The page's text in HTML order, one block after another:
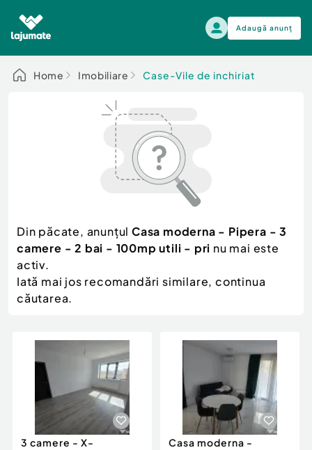
Adaugă anunț
Alege categoria
Auto, moto si ambarcatiuni
Electronice si electrocasnice
Mama si copilul
Moda si frumusete
Sport, timp liber, arta
Agro si Industrie
Animale de companie
Afaceri și echipamente profesionale
Inchiriere Bunuri si Vehicule
Auto, moto si ambarcatiuni
Scutere - ATV - UTV
Autoutilitare
Ambarcatiuni
Camioane - Rulote - Remorci
Motociclete
Piese auto si accesorii
Dacia Duster
Home Imobiliare Case-Vile de inchiriat
Din păcate, anunțul Casa moderna - Pipera - 3
camere - 2 bai - 100mp utili - pri nu mai este
activ.
Iată mai jos recomandări similare, continua
căutarea.
3 camere - X-
Casa moderna -